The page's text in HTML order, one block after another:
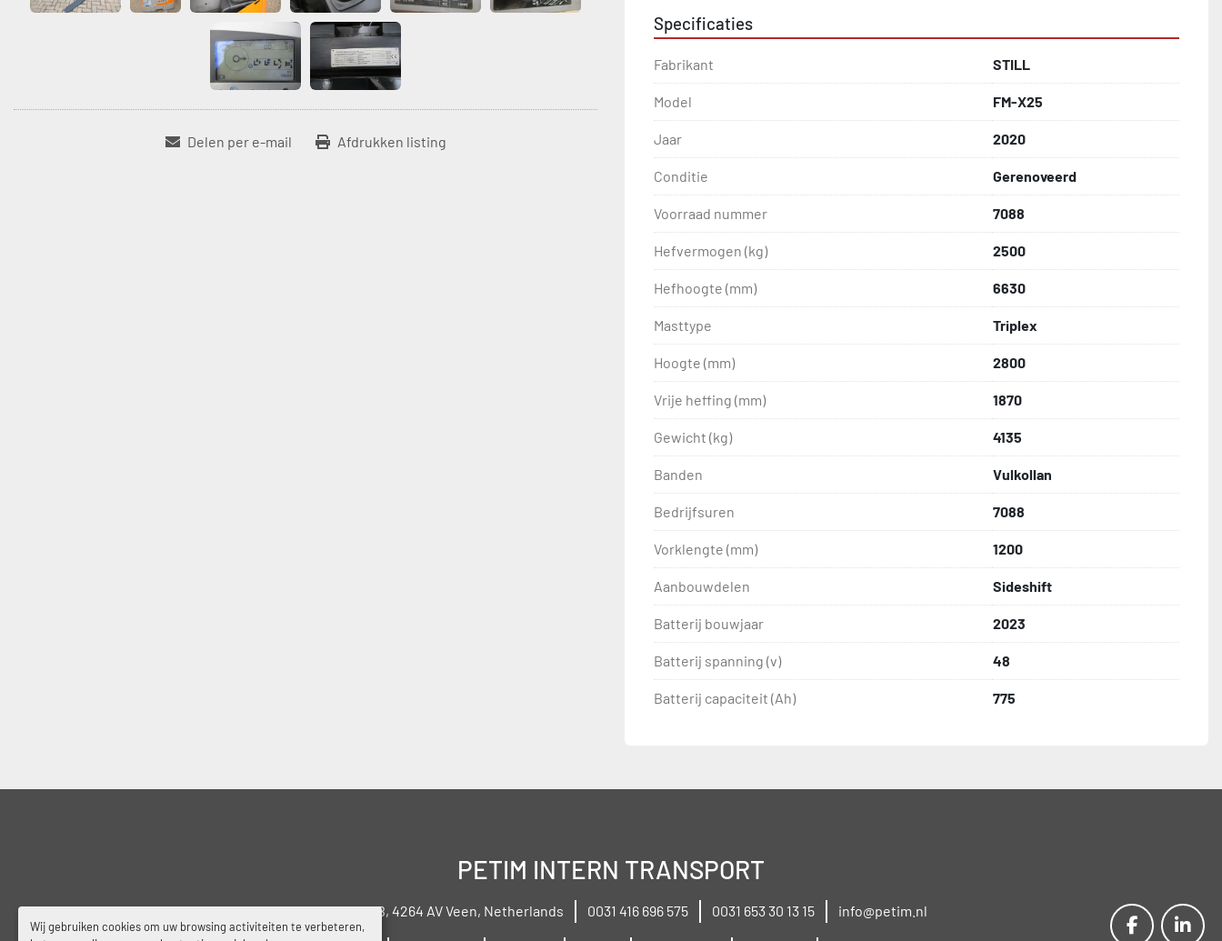
Wij gebruiken cookies om uw browsing activiteiten te verbeteren,
Delen per e-mail Afdrukken listing
Specificaties
Fabrikant STILL
Model FM-X25
Jaar 2020
Conditie Gerenoveerd
Voorraad nummer 7088
Hefvermogen (kg) 2500
Hefhoogte (mm) 6630
Masttype Triplex
Hoogte (mm) 2800
Vrije heffing (mm) 1870
Gewicht (kg) 4135
Banden Vulkollan
Bedrijfsuren 7088
Vorklengte (mm) 1200
Aanbouwdelen Sideshift
Batterij bouwjaar 2023
Batterij spanning (v) 48
Batterij capaciteit (Ah) 775
PETIM INTERN TRANSPORT
Wielstraat 19B, 4264 AV Veen, Netherlands 0031 416 696 575 0031 653 30 13 15 info@petim.nl